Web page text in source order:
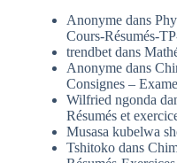
Anonyme dans
Cours-Résumés-
trendbet dans
Anonyme dans
Consignes –
Wilfried ngonda
Résumés et
Musasa kubelwa
Tshitoko dans